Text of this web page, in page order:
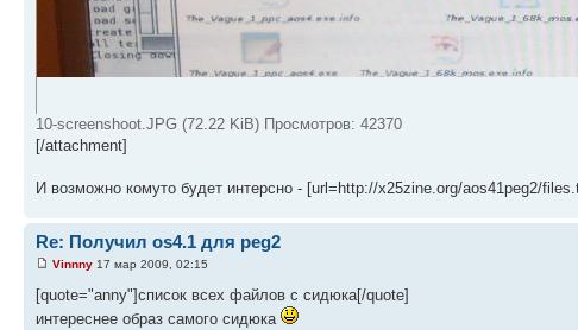
10-screenshoot.JPG (72.22 KiB) Просмотров: 42370
[/attachment]
И возможно комуто будет интерсно - [url=http://x25zine.org/aos41peg2/
Re: Получил os4.1 для peg2
Vinnny 17 мар 2009, 02:15
[quote="anny"]список всех файлов с сидюка[/quote]
интереснее образ самого сидюка